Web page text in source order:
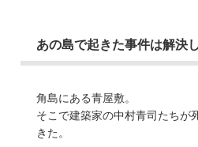
あの島で起きた事件は解決
角島にある青屋敷。
そこで建築家の中村青司たちが
きた。